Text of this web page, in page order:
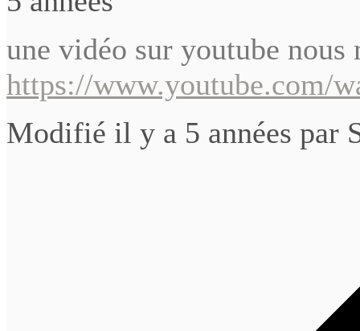
une vidéo sur youtube
https://www.youtube.com/
Modifié il y a 5 années par